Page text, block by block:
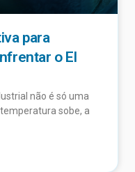
para
o El
não é só uma
sobe, a